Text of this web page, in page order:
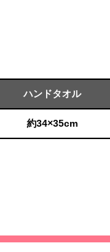
ハンドタオル
約34×35cm